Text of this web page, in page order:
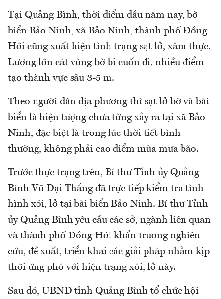
Tại Quảng Bình, thời điểm đầu năm nay, bờ
biển Bảo Ninh, xã Bảo Ninh, thành phố Đồng
Hới cũng xuất hiện tình trạng sạt lở, xâm thực.
Lượng lớn cát vùng bờ bị cuốn đi, nhiều điểm
tạo thành vực sâu 3-5 m.
Theo người dân địa phương thì sạt lở bờ và bãi
biển là hiện tượng chưa từng xảy ra tại xã Bảo
Ninh, đặc biệt là trong lúc thời tiết bình
thường, không phải cao điểm mùa mưa bão.
Trước thực trạng trên, Bí thư Tỉnh ủy Quảng
Bình Vũ Đại Thắng đã trực tiếp kiểm tra tình
hình xói, lở tại bãi biển Bảo Ninh. Bí thư Tỉnh
ủy Quảng Bình yêu cầu các sở, ngành liên quan
và thành phố Đồng Hới khẩn trương nghiên
cứu, đề xuất, triển khai các giải pháp nhằm kịp
thời ứng phó với hiện trạng xói, lở này.
Sau đó, UBND tỉnh Quảng Bình tổ chức hội